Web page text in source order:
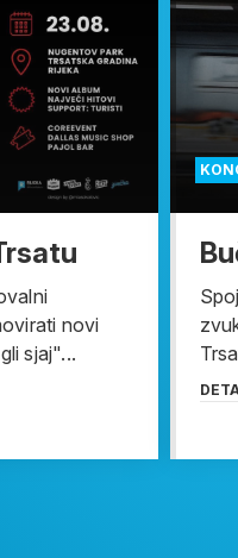
novi
sjaj"...